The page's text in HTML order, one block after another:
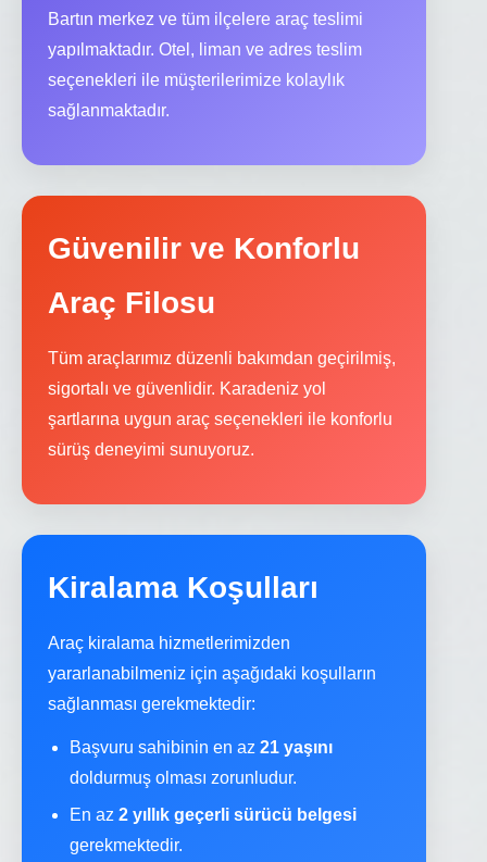
Bartın merkez ve tüm ilçelere araç teslimi
yapılmaktadır. Otel, liman ve adres teslim
seçenekleri ile müşterilerimize kolaylık
sağlanmaktadır.
Güvenilir ve Konforlu
Araç Filosu
Tüm araçlarımız düzenli bakımdan geçirilmiş,
sigortalı ve güvenlidir. Karadeniz yol
şartlarına uygun araç seçenekleri ile konforlu
sürüş deneyimi sunuyoruz.
Kiralama Koşulları
Araç kiralama hizmetlerimizden
yararlanabilmeniz için aşağıdaki koşulların
sağlanması gerekmektedir:
Başvuru sahibinin en az 21 yaşını
doldurmuş olması zorunludur.
En az 2 yıllık geçerli sürücü belgesi
gerekmektedir.